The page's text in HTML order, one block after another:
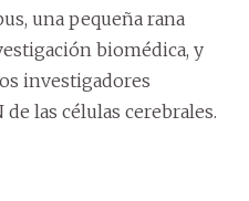
una pequeña rana
biomédica, y
investigadores
las células cerebrales.